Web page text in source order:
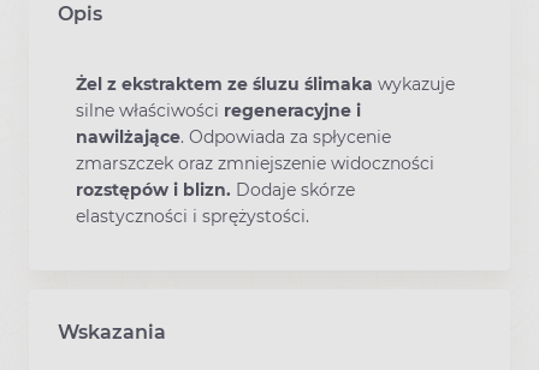
Opis
Żel z ekstraktem ze śluzu ślimaka wykazuje
silne właściwości regeneracyjne i
nawilżające. Odpowiada za spłycenie
zmarszczek oraz zmniejszenie widoczności
rozstępów i blizn. Dodaje skórze
elastyczności i sprężystości.
Wskazania